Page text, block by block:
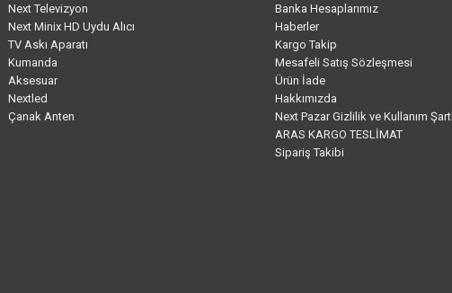
Next Televizyon
Next Minix HD Uydu Alıcı
TV Askı Aparatı
Kumanda
Aksesuar
Nextled
Çanak Anten
Banka Hesaplarımız
Haberler
Kargo Takip
Mesafeli Satış Sözleşmesi
Ürün İade
Hakkımızda
Next Pazar Gizlilik ve Kullanım
ARAS KARGO TESLİMAT
Sipariş Takibi